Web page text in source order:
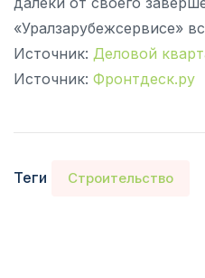
«Уралзарубежсервисе»
Источник: Деловой
Источник: Фронтдеск.ру
Теги Строительство